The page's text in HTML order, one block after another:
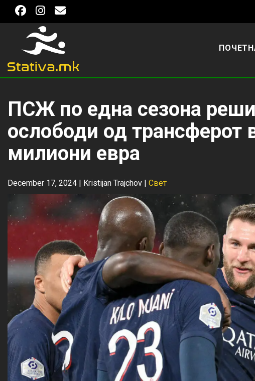
ПСЖ по една сезона
ослободи од трансферот
милиони евра
December 17, 2024 | Kristijan Trajchov | Свет